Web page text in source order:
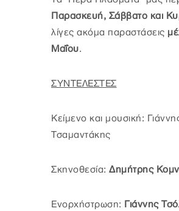
Παρασκευή, Σάββατο και
λίγες ακόμα παραστάσεις
Μαΐου.
ΣΥΝΤΕΛΕΣΤΕΣ
Κείμενο και μουσική:
Τσαμαντάκης
Σκηνοθεσία: Δημήτρης
Ενορχήστρωση: Γιάννης